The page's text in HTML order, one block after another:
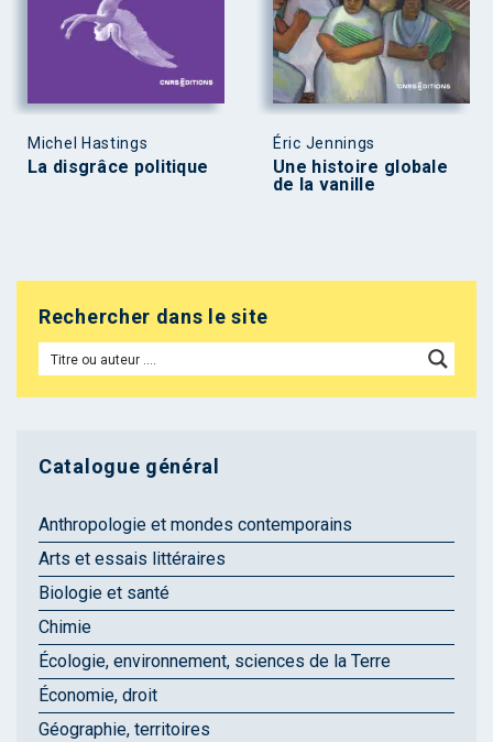
Michel Hastings
La disgrâce politique
Éric Jennings
Une histoire globale
de la vanille
Rechercher dans le site
Catalogue général
Anthropologie et mondes contemporains
Arts et essais littéraires
Biologie et santé
Chimie
Écologie, environnement, sciences de la Terre
Économie, droit
Géographie, territoires